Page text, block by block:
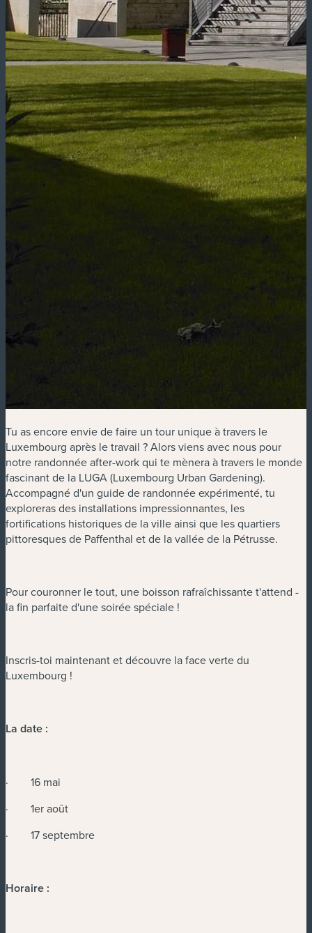
Tu as encore envie de faire un tour unique à travers le
Luxembourg après le travail ? Alors viens avec nous pour
notre randonnée after-work qui te mènera à travers le monde
fascinant de la LUGA (Luxembourg Urban Gardening).
Accompagné d'un guide de randonnée expérimenté, tu
exploreras des installations impressionnantes, les
fortifications historiques de la ville ainsi que les quartiers
pittoresques de Paffenthal et de la vallée de la Pétrusse.
Pour couronner le tout, une boisson rafraîchissante t'attend -
la fin parfaite d'une soirée spéciale !
Inscris-toi maintenant et découvre la face verte du
Luxembourg !
La date :
· 16 mai
· 1er août
· 17 septembre
Horaire :